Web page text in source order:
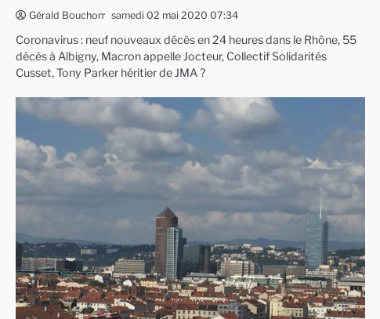
Gérald Bouchon samedi 02 mai 2020 07:34
Coronavirus : neuf nouveaux décès en 24 heures dans le Rhône, 55
décès à Albigny, Macron appelle Jocteur, Collectif Solidarités
Cusset, Tony Parker héritier de JMA ?